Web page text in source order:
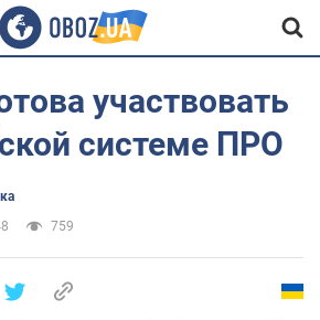
участвовать
системе ПРО
759